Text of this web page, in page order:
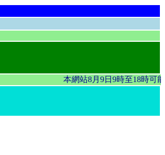
本網站8月9日9時至18